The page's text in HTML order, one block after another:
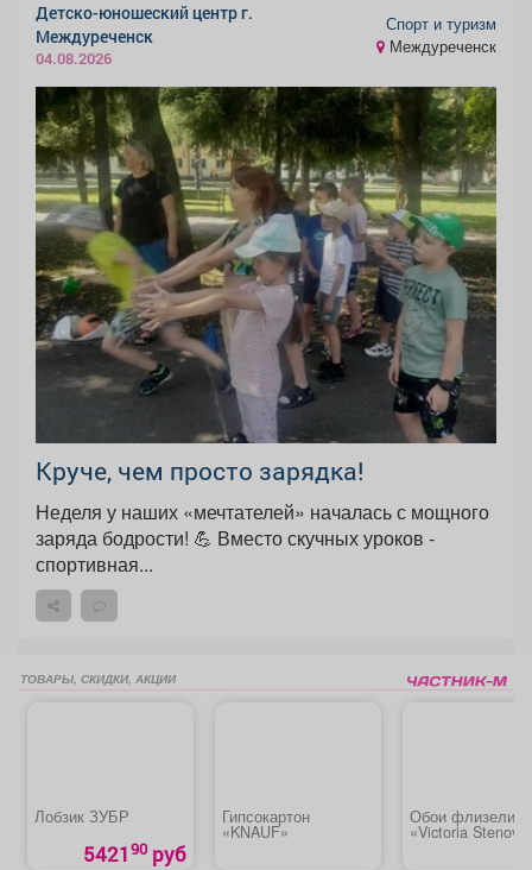
Детско-юношеский центр г.
Междуреченск
04.08.2026
Спорт и туризм
Междуреченск
Круче, чем просто зарядка!
Неделя у наших «мечтателей» началась с мощного
заряда бодрости! 💪 Вместо скучных уроков -
спортивная...
ТОВАРЫ, СКИДКИ, АКЦИИ
Лобзик ЗУБР
542190 руб
Гипсокартон
«KNAUF»
Обои
«Victoria Stenova